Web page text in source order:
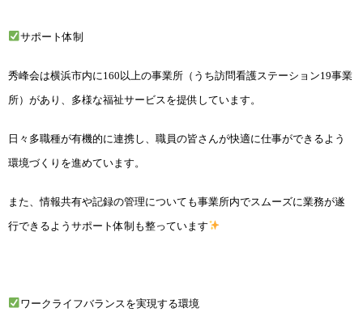
サポート体制
秀峰会は横浜市内に160以上の事業所（うち訪問看護ステーション19事業
所）があり、多様な福祉サービスを提供しています。
日々多職種が有機的に連携し、職員の皆さんが快適に仕事ができるよ う
環境づくりを進めています。
また、情報共有や記録の管理についても事業所内でスムーズに業務が遂
行できるようサポート体制 も整っています
ワークライフバランスを実現する環境